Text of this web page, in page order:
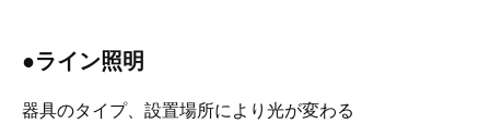
●ライン照明
器具のタイプ、設置場所により光が変わる